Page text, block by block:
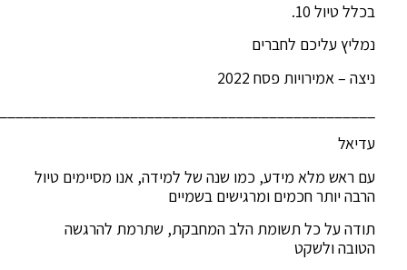
בכלל טיול 10.
נמליץ עליכם לחברים
ניצה – אמירויות פסח 2022
עדיאל
עם ראש מלא מידע, כמו שנה של למידה, אנו מסיימים טיול
הרבה יותר חכמים ומרגישים בשמיים
תודה על כל תשומת הלב המחבקת, שתרמת להרגשה
הטובה ולשקט